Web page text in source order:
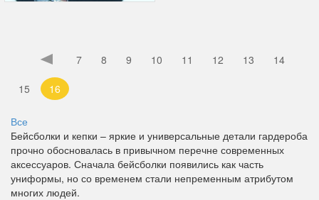
7 8 9 10 11 12 13 14
15 16
Все
Бейсболки и кепки – яркие и универсальные детали гардероба
прочно обосновалась в привычном перечне современных
аксессуаров. Сначала бейсболки появились как часть
униформы, но со временем стали непременным атрибутом
многих людей.